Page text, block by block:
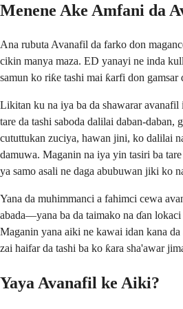
Menene Ake Amfani da
Ana rubuta Avanafil da farko don
cikin manya maza. ED yanayi ne inda
samun ko riƙe tashi mai ƙarfi don gamsar
Likitan ku na iya ba da shawarar avanafil
tare da tashi saboda dalilai daban-daban,
cututtukan zuciya, hawan jini, ko dalilai
damuwa. Maganin na iya yin tasiri ba
ya samo asali ne daga abubuwan jiki ko
Yana da muhimmanci a fahimci cewa
abada—yana ba da taimako na ɗan
Maganin yana aiki ne kawai idan kana
zai haifar da tashi ba ko ƙara sha'awar
Yaya Avanafil ke Aiki?